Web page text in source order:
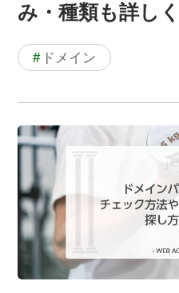
み・種類も詳し
# ドメイン